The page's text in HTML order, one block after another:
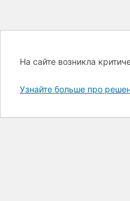
На сайте возникла
Узнайте больше про